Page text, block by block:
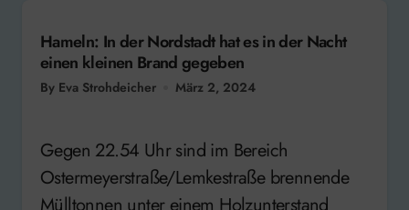
Hameln: In der Nordstadt hat es in der Nacht
einen kleinen Brand gegeben
By Eva Strohdeicher März 2, 2024
Gegen 22.54 Uhr sind im Bereich
Ostermeyerstraße/Lemkestraße brennende